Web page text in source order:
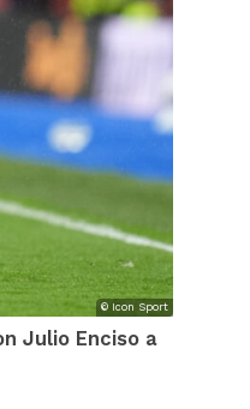
© Icon Sport
Julio Enciso a